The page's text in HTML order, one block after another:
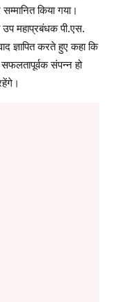
किया गया।
महाप्रबंधक पी.एस.
ज्ञापित करते हुए कहा कि
संपन्न हो